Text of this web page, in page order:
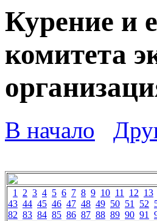
Курение и
комитета
В начало
1 2 3 4 5 6 7 8 9 10 11 12 13
43 44 45 46 47 48 49 50 51 52
82 83 84 85 86 87 88 89 90 91